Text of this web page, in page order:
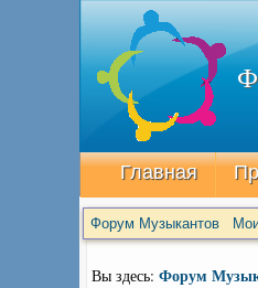
Главная
Форум Музыкантов
Вы здесь: Форум